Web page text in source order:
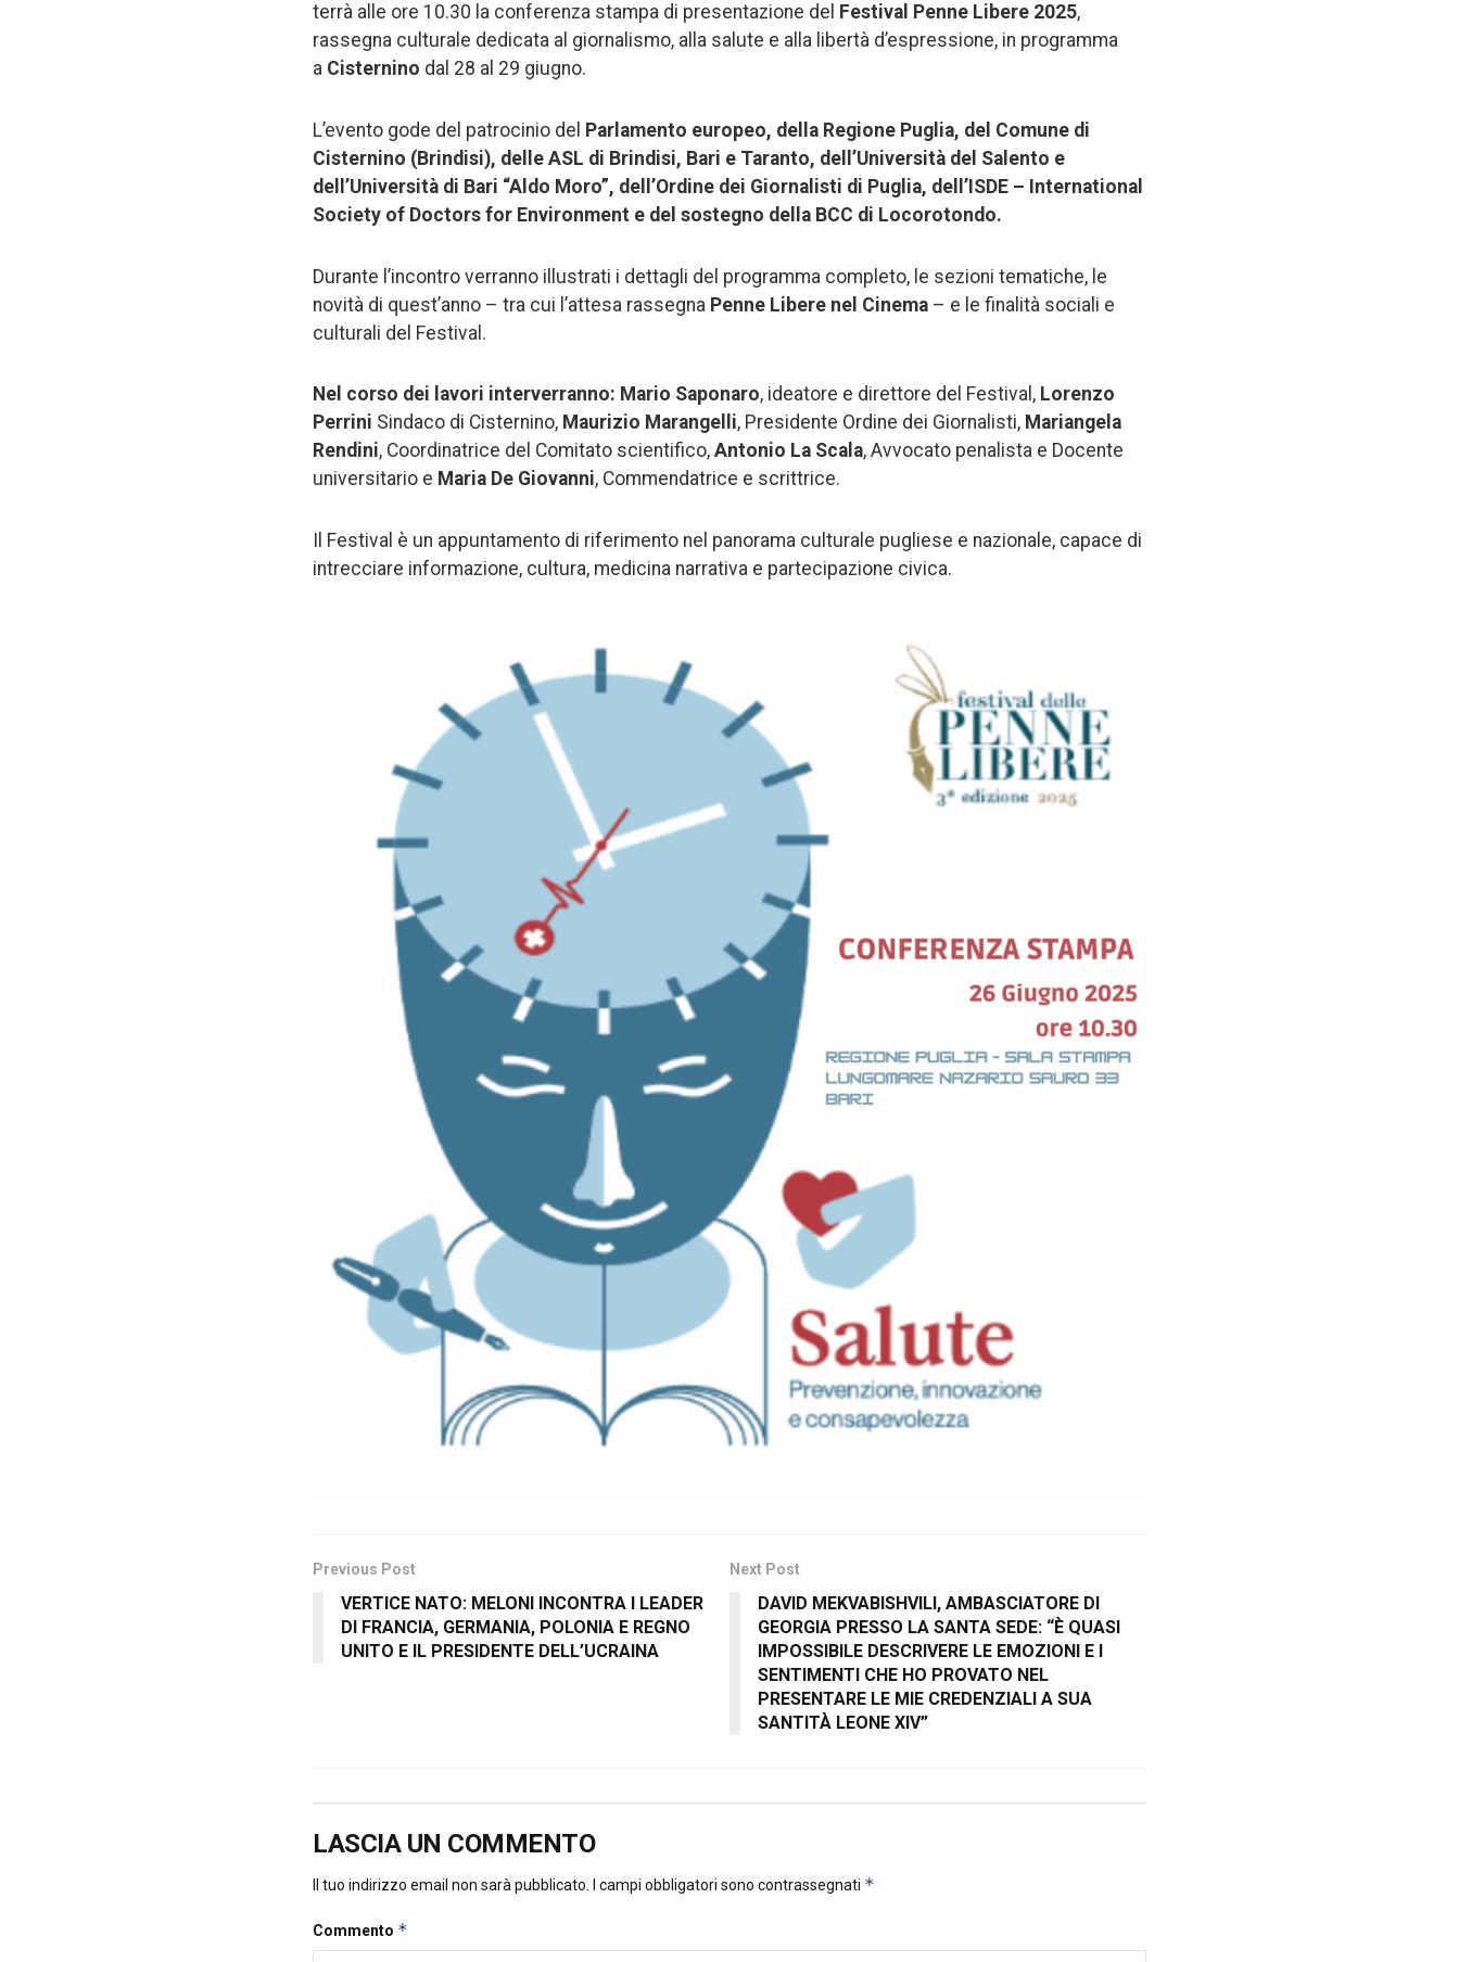
terrà alle ore 10.30 la conferenza stampa di presentazione del Festival Penne Libere 2025,
rassegna culturale dedicata al giornalismo, alla salute e alla libertà d’espressione, in programma
a Cisternino dal 28 al 29 giugno.
L’evento gode del patrocinio del Parlamento europeo, della Regione Puglia, del Comune di
Cisternino (Brindisi), delle ASL di Brindisi, Bari e Taranto, dell’Università del Salento e
dell’Università di Bari “Aldo Moro”, dell’Ordine dei Giornalisti di Puglia, dell’ISDE – International
Society of Doctors for Environment e del sostegno della BCC di Locorotondo.
Durante l’incontro verranno illustrati i dettagli del programma completo, le sezioni tematiche, le
novità di quest’anno – tra cui l’attesa rassegna Penne Libere nel Cinema – e le finalità sociali e
culturali del Festival.
Nel corso dei lavori interverranno: Mario Saponaro, ideatore e direttore del Festival, Lorenzo
Perrini Sindaco di Cisternino, Maurizio Marangelli, Presidente Ordine dei Giornalisti, Mariangela
Rendini, Coordinatrice del Comitato scientifico, Antonio La Scala, Avvocato penalista e Docente
universitario e Maria De Giovanni, Commendatrice e scrittrice.
Il Festival è un appuntamento di riferimento nel panorama culturale pugliese e nazionale, capace di
intrecciare informazione, cultura, medicina narrativa e partecipazione civica.
Previous Post
VERTICE NATO: MELONI INCONTRA I LEADER
DI FRANCIA, GERMANIA, POLONIA E REGNO
UNITO E IL PRESIDENTE DELL’UCRAINA
Next Post
DAVID MEKVABISHVILI, AMBASCIATORE DI
GEORGIA PRESSO LA SANTA SEDE: “È QUASI
IMPOSSIBILE DESCRIVERE LE EMOZIONI E I
SENTIMENTI CHE HO PROVATO NEL
PRESENTARE LE MIE CREDENZIALI A SUA
SANTITÀ LEONE XIV”
LASCIA UN COMMENTO
Il tuo indirizzo email non sarà pubblicato. I campi obbligatori sono contrassegnati *
Commento *